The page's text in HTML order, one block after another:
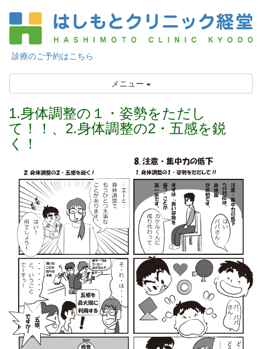
診療のご予約はこちら
メニュー
1.身体調整の１・姿勢をただし
て！！、2.身体調整の2・五感を鋭
く！